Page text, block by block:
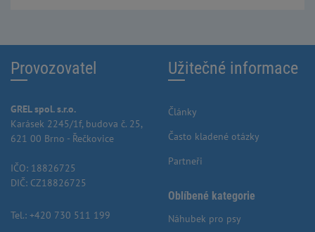
Provozovatel
GREL spol. s.r.o.
Karásek 2245/1f, budova č. 25,
621 00 Brno - Řečkovice
IČO: 18826725
DIČ: CZ18826725
Tel.: +420 730 511 199
Užitečné informace
Články
Často kladené otázky
Partneři
Oblíbené kategorie
Náhubek pro psy